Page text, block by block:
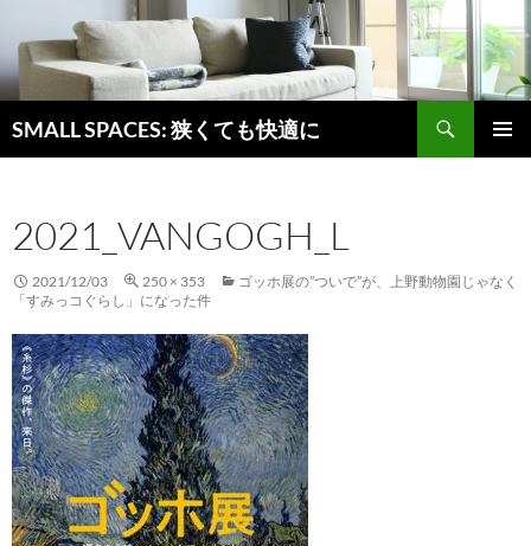
SMALL SPACES: 狭くても快適に
索
ン
ツ
へ
ス
ッ
プ
2021_VANGOGH_L
2021/12/03 250 × 353
ゴッホ展の”ついで”が、上野動物園じゃなく
「すみっコぐらし」になった件